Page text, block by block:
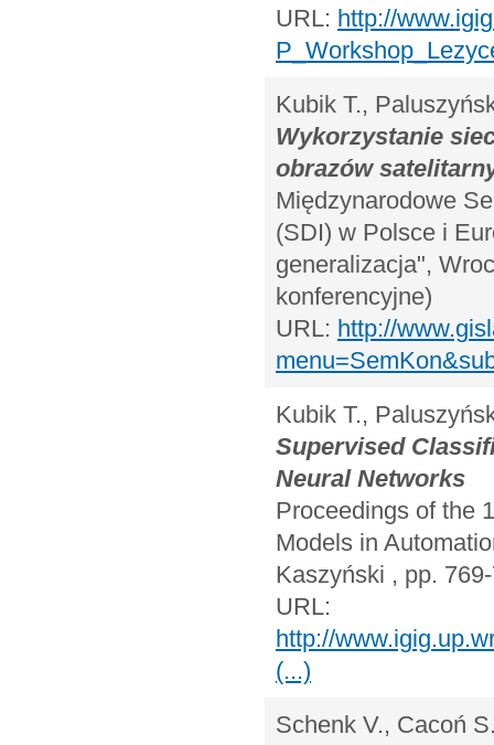
URL: http://
Kubik T.,
Wykorzystanie
obrazów
Międzynarodowe
(SDI) w Polsce i
generalizacja",
konferencyjne)
URL: http://
Kubik T.,
Supervised
Neural Networks
Proceedings of the
Models in
Kaszyński , pp.
URL:
http://
(...)
Schenk V., Cacoń